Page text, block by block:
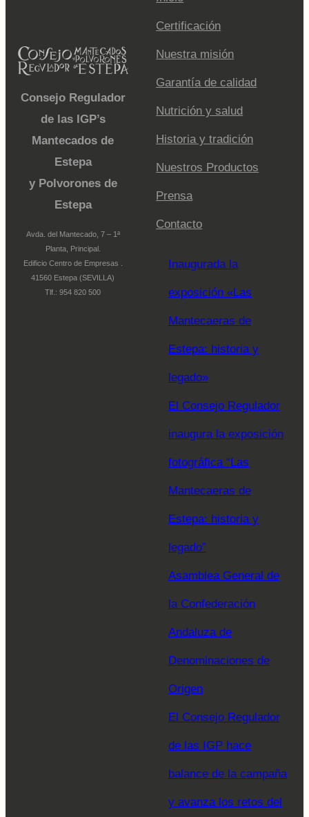
Consejo Regulador
de las IGP’s
Mantecados de
Estepa
y Polvorones de
Estepa
Avda. del Mantecado, 7 – 1ª
Planta, Principal.
Edificio Centro de Empresas .
41560 Estepa (SEVILLA)
Tlf.: 954 820 500
Certificación
Nuestra misión
Garantía de calidad
Nutrición y salud
Historia y tradición
Nuestros Productos
Prensa
Contacto
Inaugurada la
exposición «Las
Mantecaeras de
Estepa: historia y
legado»
El Consejo Regulador
inaugura la exposición
fotográfica “Las
Mantecaeras de
Estepa: historia y
legado”
Asamblea General de
la Confederación
Andaluza de
Denominaciones de
Origen
El Consejo Regulador
de las IGP hace
balance de la campaña
y avanza los retos del